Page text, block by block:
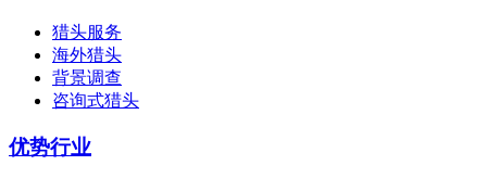
猎头服务
海外猎头
背景调查
咨询式猎头
优势行业